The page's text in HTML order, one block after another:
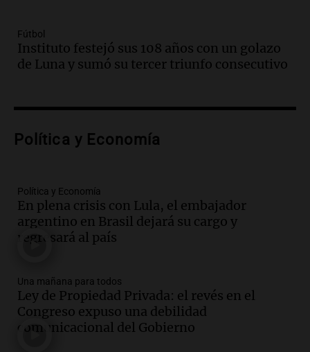
Audio.Borges, abogada de Pourrain:
"Tres hombres se lo llevaron para
hacerle preguntas y nunca regresó"
Episodios
metros del río Suquía y retiraron hasta
Episodios
Audio.La historia de la servilleta que
firmó Jorge Messi para el primer
contrato de Leo con Barcelona
Audio.Joan Gaspart: "Sin Jorge, no sé si
Messi hubiera llegado adonde llegó"
Una mañana para todos
Fútbol
Instituto festejó sus 108 años con un golazo
de Luna y sumó su tercer triunfo consecutivo
Política y Economía
Política y Economía
En plena crisis con Lula, el embajador
argentino en Brasil dejará su cargo y
regresará al país
Una mañana para todos
Ley de Propiedad Privada: el revés en el
Congreso expuso una debilidad
comunicacional del Gobierno